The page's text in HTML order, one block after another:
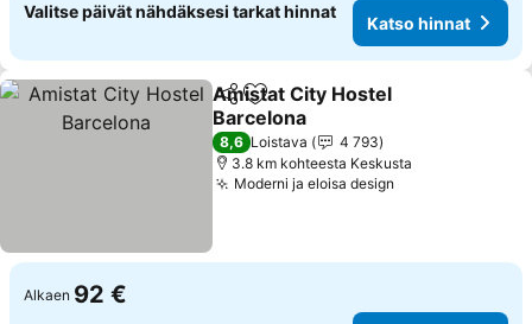
Valitse päivät nähdäksesi tarkat hinnat
Katso hinnat
Jaa Lisää suosikkeihin
Amistat City Hostel
Barcelona
Katso hinnat
8,6 Loistava
4 793
3.8 km kohteesta Keskusta
Moderni ja eloisa design
Alkaen 92 €